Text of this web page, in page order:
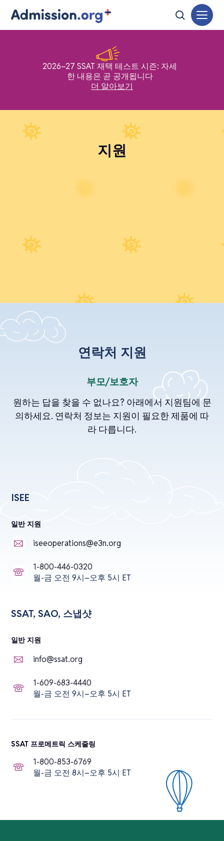
2026–27 SSAT 재택 테스트 시즌: 자세
한 내용은 곧 공개됩니다
더 알아보기
지원
연락처 지원
부모/보호자
원하는 답을 찾을 수 없나요? 아래에서 지원팀에 문
의하세요. 연락처 정보는 지원이 필요한 제품에 따
라 다릅니다.
ISEE
일반 지원
iseeoperations@e3n.org
1-800-446-0320
월-금 오전 9시–오후 5시 ET
SSAT, SAO, 스냅샷
일반 지원
info@ssat.org
1-609-683-4440
월-금 오전 9시–오후 5시 ET
SSAT 프로메트릭 스케줄링
1-800-853-6769
월-금 오전 8시–오후 5시 ET